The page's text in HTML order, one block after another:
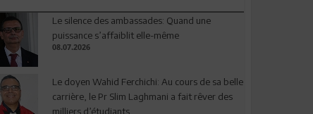
Le silence des ambassades: Quand une
puissance s’affaiblit elle-même
08.07.2026
Le doyen Wahid Ferchichi: Au cours de sa belle
carrière, le Pr Slim Laghmani a fait rêver des
milliers d’étudiants